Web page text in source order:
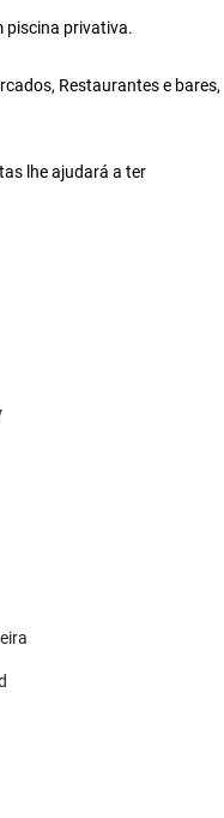
piscina privativa.
Restaurantes e bares,
lhe ajudará a ter